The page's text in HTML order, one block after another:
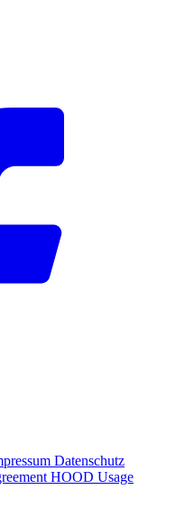
Datenschutz
HOOD Usage